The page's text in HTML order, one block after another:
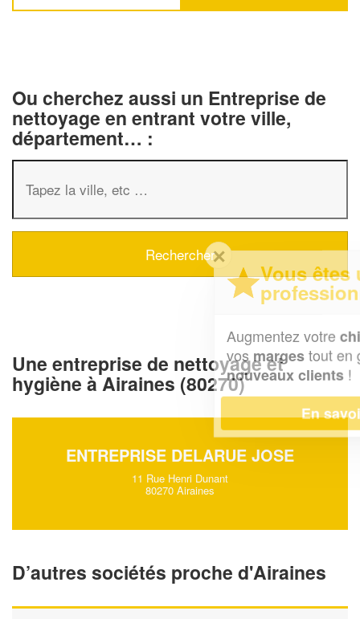
Ou cherchez aussi un Entreprise de
nettoyage en entrant votre ville,
département… :
Une entreprise de nettoyage et
hygiène à Airaines (80270)
ENTREPRISE DELARUE JOSE
11 Rue Henri Dunant
80270 Airaines
D’autres sociétés proche d'Airaines
Vous êtes un
professionnel ?
chiffre d'affaireset
vos marges tout en gagnant de
nouveaux clients!
En savoir plus